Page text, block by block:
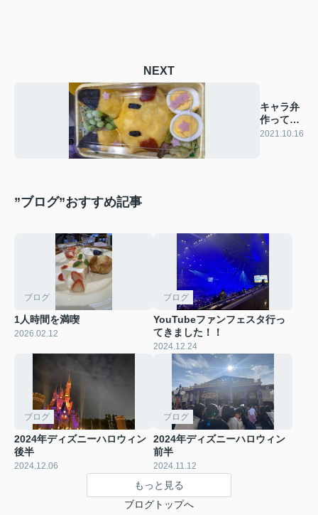
NEXT
キャラ弁
作ってみ
ましたー
2021.10.16
”ブログ”おすすめ記事
ブログ
1人時間を満喫
2026.02.12
ブログ
YouTubeファンフェスタ行っ
てきました！！
2024.12.24
ブログ
2024年ディズニーハロウィン
後半
2024.12.06
ブログ
2024年ディズニーハロウィン
前半
2024.11.12
もっと見る
ブログトップへ